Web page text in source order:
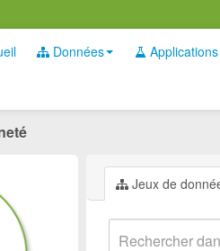
Données Applications
Jeux de